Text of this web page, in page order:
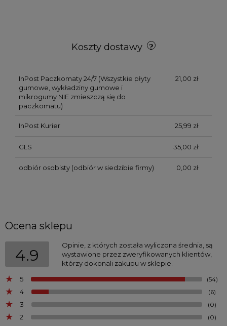
Koszty dostawy
InPost Paczkomaty 24/7(Wszystkie płyty
gumowe, wykładziny gumowe i
mikrogumy NIE zmieszczą się do
paczkomatu)
21,00 zł
InPost Kurier 25,99 zł
GLS 35,00 zł
odbiór osobisty(odbiór w siedzibie firmy) 0,00 zł
Ocena sklepu
4.9
Opinie, z których została wyliczona średnia, są
wystawione przez zweryfikowanych klientów,
którzy dokonali zakupu w sklepie.
5
(54)
4 (6)
3 (0)
2 (0)